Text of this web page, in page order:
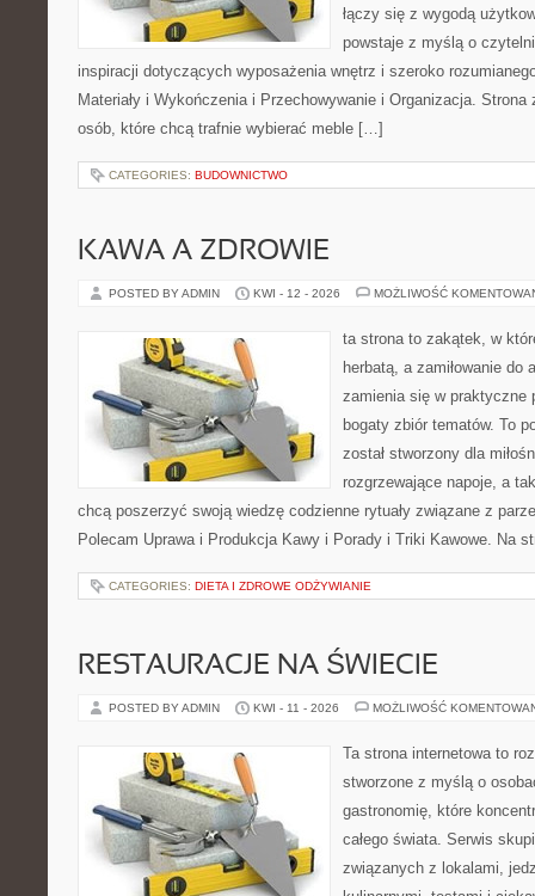
łączy się z wygodą
powstaje z myślą o
inspiracji dotyczących wyposażenia wnętrz i szeroko
Materiały i Wykończenia i Przechowywanie i Organizacja. Strona
osób, które chcą trafnie wybierać meble […]
CATEGORIES: BUDOWNICTWO
KAWA A ZDROWIE
POSTED BY ADMIN KWI - 12 - 2026 MOŻLIWOŚĆ
ta strona to zakątek, w
herbatą, a zamiłowanie do
zamienia się w praktyczne
bogaty zbiór tematów. To
został stworzony dla
rozgrzewające napoje, a
chcą poszerzyć swoją wiedzę codzienne rytuały związane z
Polecam Uprawa i Produkcja Kawy i Porady i Triki Kawowe. Na
CATEGORIES: DIETA I ZDROWE ODŻYWIANIE
RESTAURACJE NA ŚWIECIE
POSTED BY ADMIN KWI - 11 - 2026 MOŻLIWOŚĆ
Ta strona internetowa to
stworzone z myślą o
gastronomię, które
całego świata. Serwis
związanych z lokalami,